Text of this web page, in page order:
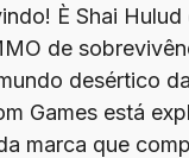
È Shai
de
desértico
Games está
marca que